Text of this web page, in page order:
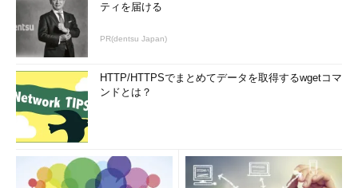
ティを届ける
PR(dentsu Japan)
HTTP/HTTPSでまとめてデータを取得するwgetコマ
ンドとは？